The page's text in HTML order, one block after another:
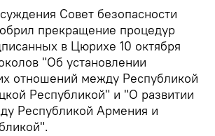
Совет безопасности
прекращение процедур
в Цюрихе 10 октября
"Об установлении
отношений между Республикой
Республикой" и "О развитии
Республикой Армения и